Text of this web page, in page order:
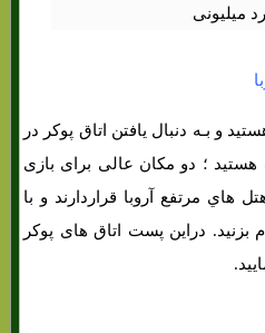
و بـه دنبال یافتن اتاق پوکر در
هستید ؛ دو مکان عالی برای بازی
هاي‌ مرتفع آروبا قراردارند و با
بزنید. دراین پست اتاق های پوکر